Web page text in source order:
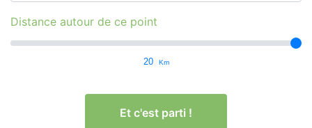
Distance autour de ce point
20 Km
Et c'est parti !